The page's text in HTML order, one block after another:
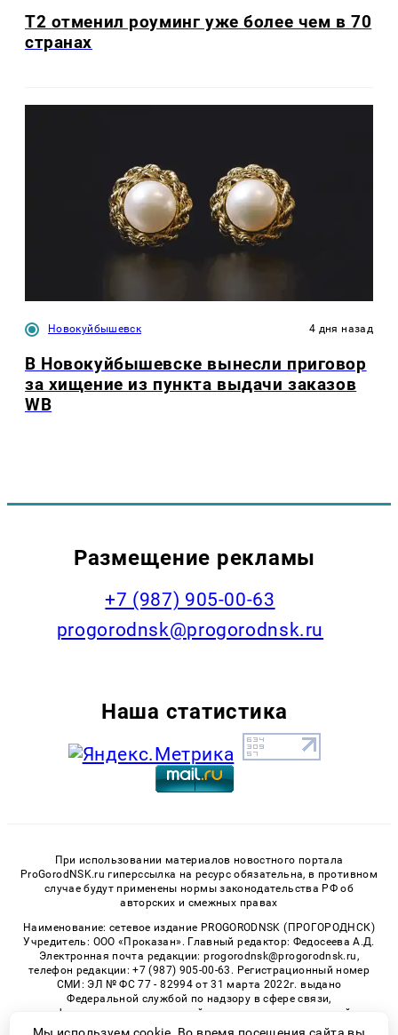
Т2 отменил роуминг уже более чем в 70
странах
Новокуйбышевск 4 дня назад
В Новокуйбышевске вынесли приговор
за хищение из пункта выдачи заказов
WB
Размещение рекламы
+7 (987) 905-00-63
progorodnsk@progorodnsk.ru
Наша статистика
При использовании материалов новостного портала
ProGorodNSK.ru гиперссылка на ресурс обязательна, в противном
случае будут применены нормы законодательства РФ об
авторских и смежных правах
Наименование: сетевое издание PROGORODNSK (ПРОГОРОДНСК)
Учредитель: ООО «Проказан». Главный редактор: Федосеева А.Д.
Электронная почта редакции: progorodnsk@progorodnsk.ru,
телефон редакции: +7 (987) 905-00-63. Регистрационный номер
СМИ: ЭЛ № ФС 77 - 82994 от 31 марта 2022г. выдано
Федеральной службой по надзору в сфере связи,
информационных технологий и массовых коммуникаций.
Возрастная категория сайта 16+.